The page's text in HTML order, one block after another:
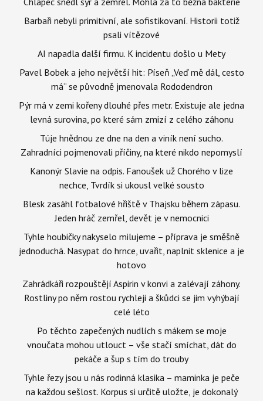
Barbaři nebyli primitivní, ale sofistikovaní. Historii totiž
psali vítězové
AI napadla další firmu. K incidentu došlo u Mety
Pavel Bobek a jeho největší hit: Píseň „Veď mě dál, cesto
má“ se původně jmenovala Rododendron
Pýr má v zemi kořeny dlouhé přes metr. Existuje ale jedna
levná surovina, po které sám zmizí z celého záhonu
Túje hnědnou ze dne na den a viník není sucho.
Zahradníci pojmenovali příčiny, na které nikdo nepomyslí
Kanonýr Slavie na odpis. Fanoušek už Chorého v lize
nechce, Tvrdík si ukousl velké sousto
Blesk zasáhl fotbalové hřiště v Thajsku během zápasu.
Jeden hráč zemřel, devět je v nemocnici
Tyhle houbičky nakyselo milujeme – příprava je směšně
jednoduchá. Nasypat do hrnce, uvařit, naplnit sklenice a je
hotovo
Zahrádkáři rozpouštějí Aspirin v konvi a zalévají záhony.
Rostliny po něm rostou rychleji a škůdci se jim vyhýbají
celé léto
Po těchto zapečených nudlích s mákem se moje
vnoučata mohou utlouct – vše stačí smíchat, dát do
pekáče a šup s tím do trouby
Tyhle řezy jsou u nás rodinná klasika – maminka je peče
na každou sešlost. Korpus si určitě uložte, je dokonalý